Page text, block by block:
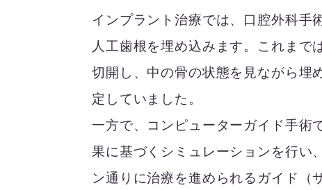
インプラント治療では、口腔外科手
人工歯根を埋め込みます。これまで
切開し、中の骨の状態を見ながら埋
定していました。
一方で、コンピューターガイド手術
果に基づくシミュレーションを行い
ン通りに治療を進められるガイド（